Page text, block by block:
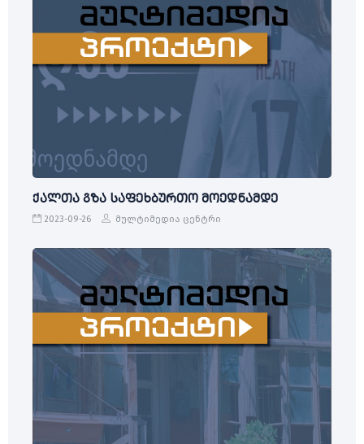
ქალთა გზა საფეხბურთო მოედნამდე
2023-09-26 მულტიმედია ცენტრი